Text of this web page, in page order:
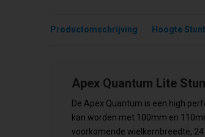
Productomschrijving Hoogte
Apex Quantum Lite
De Apex Quantum is een high
kan worden met 100mm en
voorkomende wielkernbreedte,